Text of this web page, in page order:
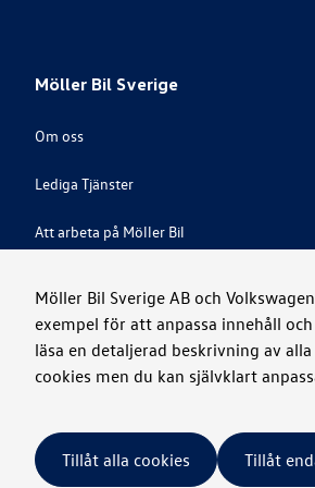
Möller Bil Sverige AB och
exempel för att anpassa innehåll
läsa en detaljerad beskrivning av
cookies men du kan självklart
Tillåt alla cookies Tillåt
Möller Bil Sverige
Om oss
Lediga Tjänster
Att arbeta på Möller Bil
Visselblåsare
Juridiskt Integritet Cookies